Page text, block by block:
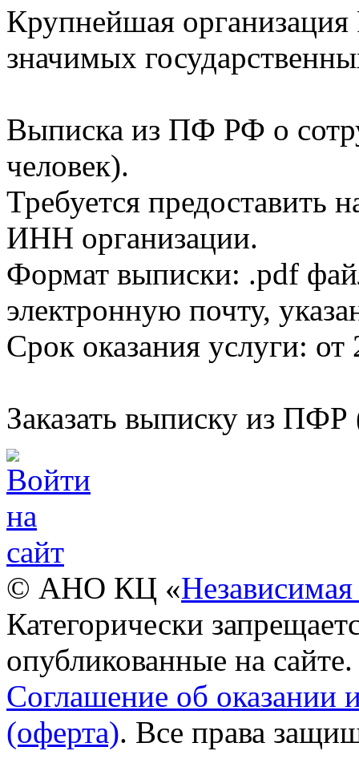
Крупнейшая
значимых
Выписка из ПФ РФ о
человек).
Требуется предоставить
ИНН организации.
Формат выписки: .pdf
электронную почту,
Срок оказания услуги:
Заказать выписку из
© АНО КЦ «Независимая
Категорически
опубликованные на сайте.
Соглашение об оказании
(оферта). Все права